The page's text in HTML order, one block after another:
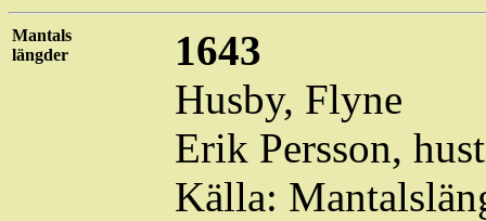
Mantals
längder
1643
Husby, Flyne
Erik Persson,
Källa: